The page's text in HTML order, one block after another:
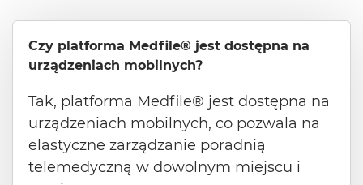
Czy platforma Medfile® jest dostępna na
urządzeniach mobilnych?
Tak, platforma Medfile® jest dostępna na
urządzeniach mobilnych, co pozwala na
elastyczne zarządzanie poradnią
telemedyczną w dowolnym miejscu i